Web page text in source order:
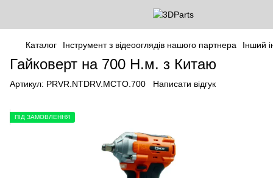
Каталог Інструмент з відеооглядів нашого партнера Інший
Гайковерт на 700 Н.м. з Китаю
Артикул: PRVR.NTDRV.MCTO.700 Написати відгук
ПІД ЗАМОВЛЕННЯ